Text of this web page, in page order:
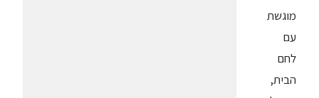
מוגשת
עם
לחם
הבית,